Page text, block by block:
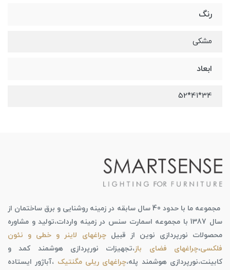
رنگ
مشکی
ابعاد
34*41*52
مجموعه ما با حدود 40 سال سابقه در زمینه روشنایی و برق ساختمان از
سال 1387 با مجموعه اسمارت سنس در زمینه واردات،تولید و مشاوره
محصولات نورپردازی نوین از قبیلچراغهای لاینر و خطی و نئون
فلکسی،چراغهای فضای باز،تجهیزات نورپردازی هوشمند کمد و
کابینت،نورپردازی هوشمند پله،چراغهای ریلی مگنتیک ،آباژور ایستاده